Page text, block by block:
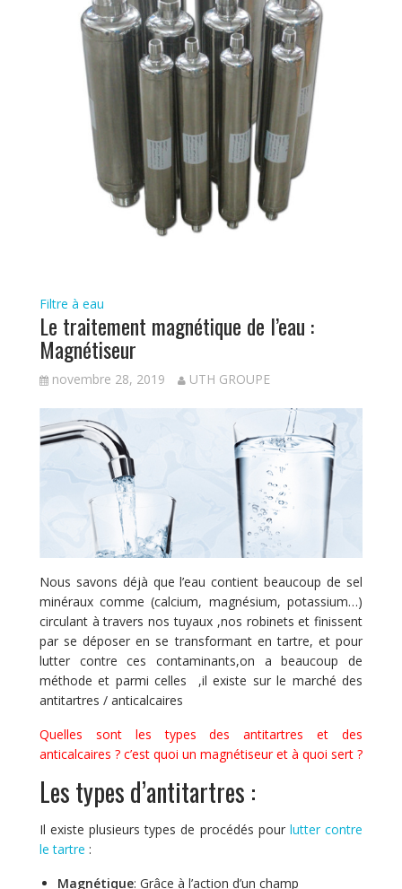
Filtre à eau
Le traitement magnétique de l’eau :
Magnétiseur
novembre 28, 2019 UTH GROUPE
Nous savons déjà que l’eau contient beaucoup de sel
minéraux comme (calcium, magnésium, potassium…)
circulant à travers nos tuyaux ,nos robinets et finissent
par se déposer en se transformant en tartre, et pour
lutter contre ces contaminants,on a beaucoup de
méthode et parmi celles ,il existe sur le marché des
antitartres / anticalcaires
Quelles sont les types des antitartres et des
anticalcaires ? c’est quoi un magnétiseur et à quoi sert ?
Les types d’antitartres :
Il existe plusieurs types de procédés pour lutter contre
le tartre :
Magnétique: Grâce à l’action d’un champ